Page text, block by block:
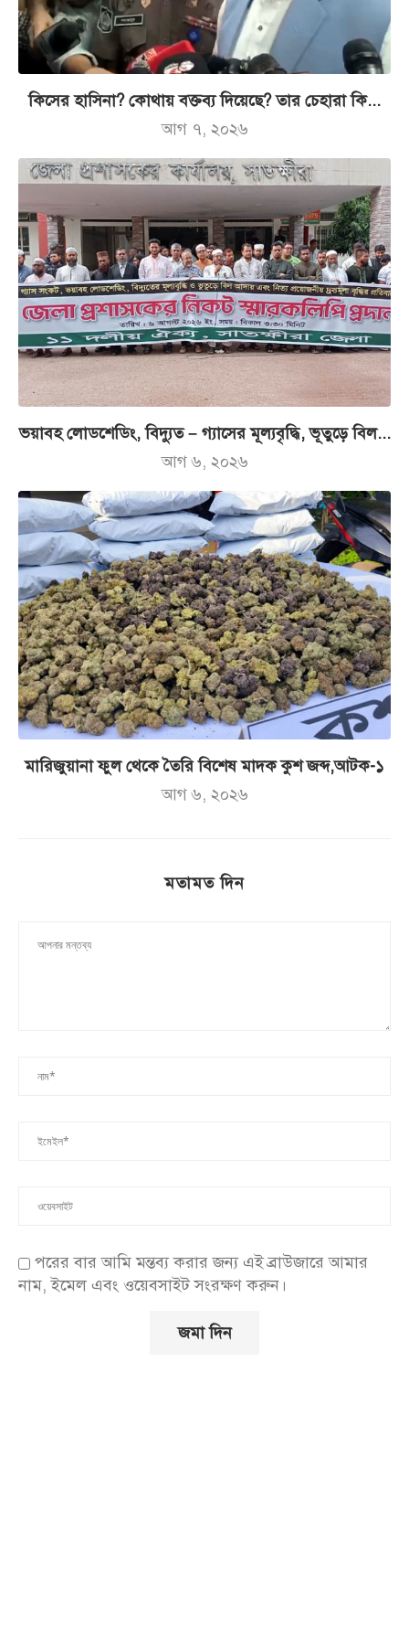
কিসের হাসিনা? কোথায় বক্তব্য দিয়েছে? তার চেহারা কি...
আগ ৭, ২০২৬
ভয়াবহ লোডশেডিং, বিদ্যুত – গ্যাসের মূল্যবৃদ্ধি, ভূতুড়ে বিল...
আগ ৬, ২০২৬
মারিজুয়ানা ফুল থেকে তৈরি বিশেষ মাদক কুশ জব্দ,আটক-১
আগ ৬, ২০২৬
মতামত দিন
পরের বার আমি মন্তব্য করার জন্য এই ব্রাউজারে আমার
নাম, ইমেল এবং ওয়েবসাইট সংরক্ষণ করুন।